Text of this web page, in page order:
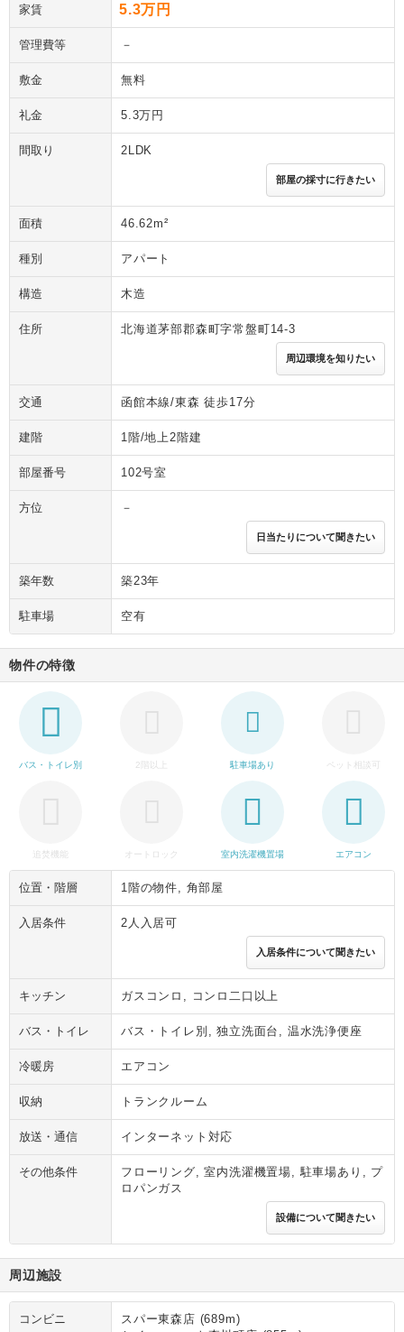
家賃 5.3万円
管理費等 －
敷金 無料
礼金 5.3万円
間取り 2LDK
部屋の採寸に行きたい
面積 46.62m²
種別 アパート
構造 木造
住所 北海道茅部郡森町字常盤町14-3
周辺環境を知りたい
交通 函館本線/東森 徒歩17分
建階 1階/地上2階建
部屋番号 102号室
方位 －
日当たりについて聞きたい
築年数 築23年
駐車場 空有
物件の特徴
バス・トイレ別 2階以上 駐車場あり ペット相談可
追焚機能 オートロック 室内洗濯機置場 エアコン
位置・階層 1階の物件, 角部屋
入居条件 2人入居可
入居条件について聞きたい
キッチン ガスコンロ, コンロ二口以上
バス・トイレ バス・トイレ別, 独立洗面台, 温水洗浄便座
冷暖房 エアコン
収納 トランクルーム
放送・通信 インターネット対応
その他条件
フローリング, 室内洗濯機置場, 駐車場あり, プ
ロパンガス
設備について聞きたい
周辺施設
コンビニ
スパー東森店 (689m)